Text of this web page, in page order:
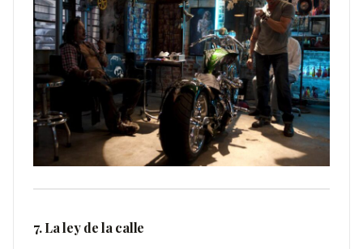
7. La ley de la calle